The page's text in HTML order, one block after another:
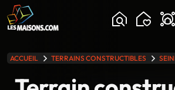
ACCUEIL TERRAINS CONSTRUCTIBLES